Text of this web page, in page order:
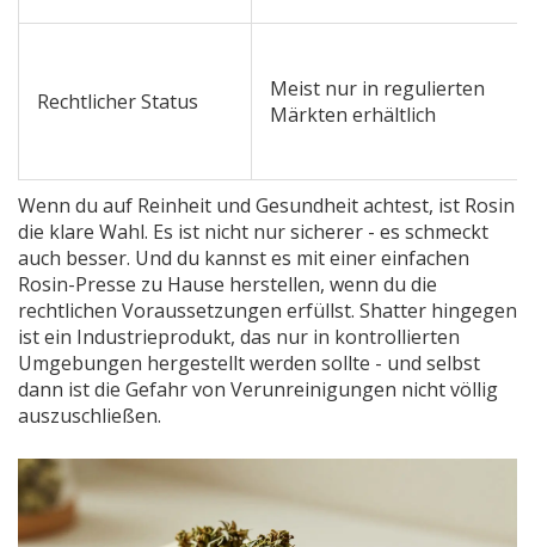
Rechtlicher Status
Meist nur in regulierten
Märkten erhältlich
Wenn du auf Reinheit und Gesundheit achtest, ist Rosin
die klare Wahl. Es ist nicht nur sicherer - es schmeckt
auch besser. Und du kannst es mit einer einfachen
Rosin-Presse zu Hause herstellen, wenn du die
rechtlichen Voraussetzungen erfüllst. Shatter hingegen
ist ein Industrieprodukt, das nur in kontrollierten
Umgebungen hergestellt werden sollte - und selbst
dann ist die Gefahr von Verunreinigungen nicht völlig
auszuschließen.